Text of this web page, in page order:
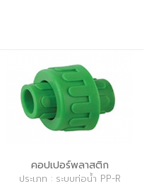
คอปเปอร์พลาสติก
ประเภท : ระบบท่อน้ำ PP-R